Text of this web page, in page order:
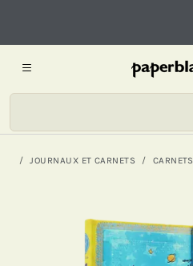
JOURNAUX ET CARNETS CARNETS